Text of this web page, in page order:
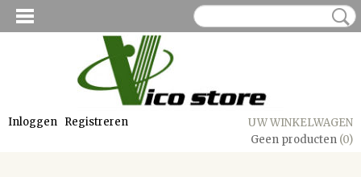
Inloggen Registreren
UW WINKELWAGEN
Geen producten (0)